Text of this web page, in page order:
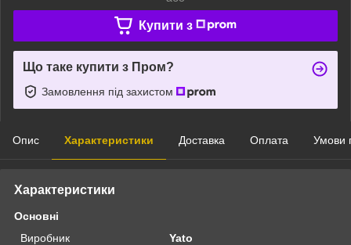
Купити з
Що таке купити з Пром?
Замовлення під захистом
Опис Характеристики Доставка Оплата Умови
Характеристики
Основні
Виробник
Yato